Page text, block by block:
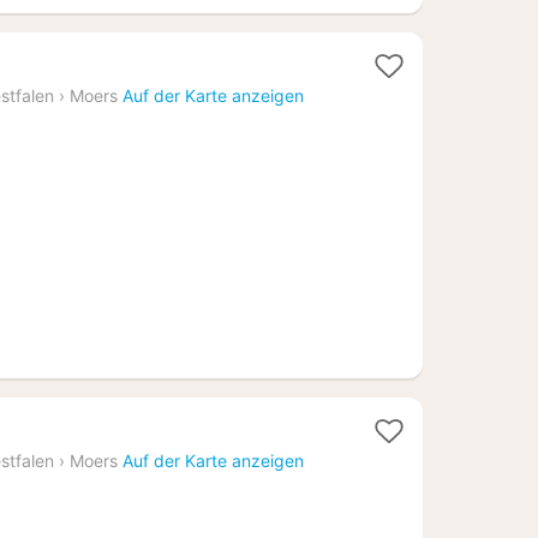
› Moers Auf der Karte anzeigen
› Moers Auf der Karte anzeigen